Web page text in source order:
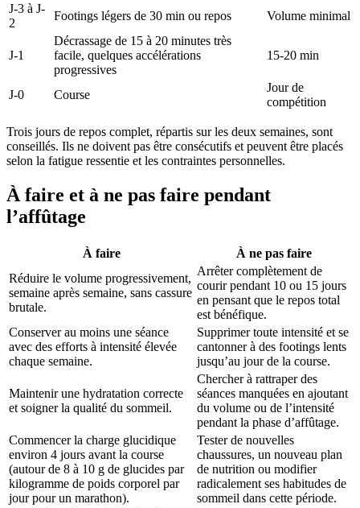
J-3 à J-
2
Footings légers de 30 min ou repos Volume minimal
J-1
Décrassage de 15 à 20 minutes très
facile, quelques accélérations
progressives
15-20 min
J-0 Course
Jour de
compétition
Trois jours de repos complet, répartis sur les deux semaines, sont
conseillés. Ils ne doivent pas être consécutifs et peuvent être placés
selon la fatigue ressentie et les contraintes personnelles.
À faire et à ne pas faire pendant
l’affûtage
À faire
À ne pas faire
Réduire le volume progressivement,
semaine après semaine, sans cassure
brutale.
Arrêter complètement de
courir pendant 10 ou 15 jours
en pensant que le repos total
est bénéfique.
Conserver au moins une séance
avec des efforts à intensité élevée
chaque semaine.
Supprimer toute intensité et se
cantonner à des footings lents
jusqu’au jour de la course.
Maintenir une hydratation correcte
et soigner la qualité du sommeil.
Chercher à rattraper des
séances manquées en ajoutant
du volume ou de l’intensité
pendant la phase d’affûtage.
Commencer la charge glucidique
environ 4 jours avant la course
(autour de 8 à 10 g de glucides par
kilogramme de poids corporel par
jour pour un marathon).
Tester de nouvelles
chaussures, un nouveau plan
de nutrition ou modifier
radicalement ses habitudes de
sommeil dans cette période.